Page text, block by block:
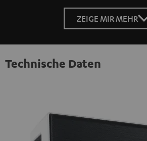
ZEIGE MIR MEHR
Technische Daten